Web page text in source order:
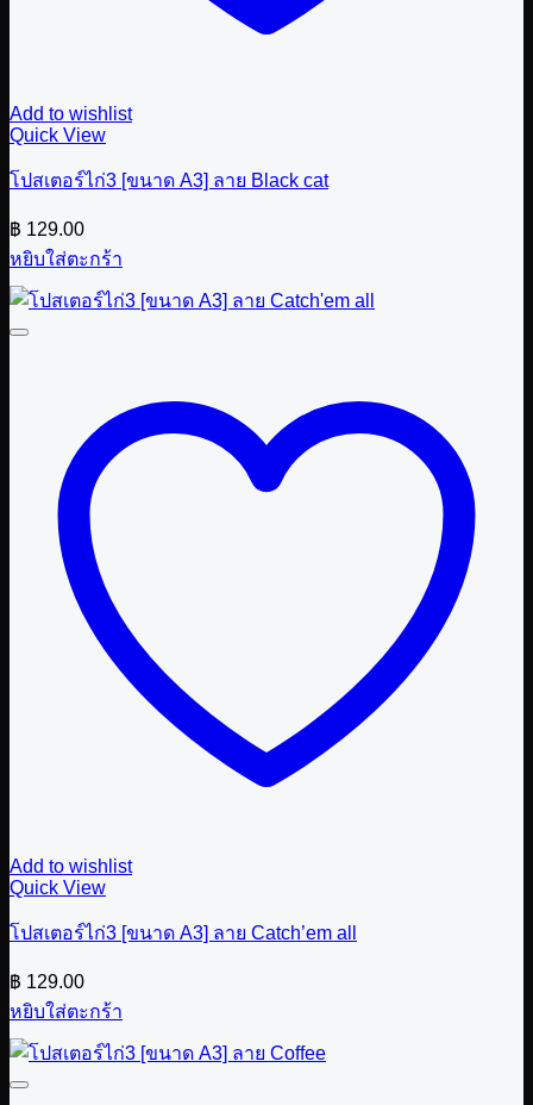
Add to wishlist
Quick View
โปสเตอร์ไก่3 [ขนาด A3] ลาย Black cat
฿ 129.00
หยิบใส่ตะกร้า
Add to wishlist
Quick View
โปสเตอร์ไก่3 [ขนาด A3] ลาย Catch’em all
฿ 129.00
หยิบใส่ตะกร้า